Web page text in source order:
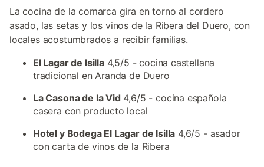
La cocina de la comarca gira en torno al cordero
asado, las setas y los vinos de la Ribera del Duero, con
locales acostumbrados a recibir familias.
El Lagar de Isilla4,5/5 - cocina castellana
tradicional en Aranda de Duero
La Casona de la Vid4,6/5 - cocina española
casera con producto local
Hotel y Bodega El Lagar de Isilla 4,6/5 - asador
con carta de vinos de la Ribera